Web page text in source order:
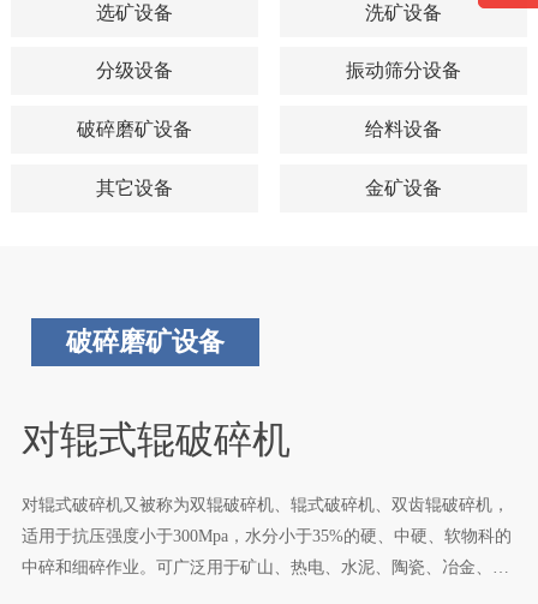
选矿设备 洗矿设备
分级设备 振动筛分设备
破碎磨矿设备 给料设备
其它设备 金矿设备
破碎磨矿设备
对辊式辊破碎机
对辊式破碎机又被称为双辊破碎机、辊式破碎机、双齿辊破碎机，
适用于抗压强度小于300Mpa，水分小于35%的硬、中硬、软物科的
中碎和细碎作业。可广泛用于矿山、热电、水泥、陶瓷、冶金、化